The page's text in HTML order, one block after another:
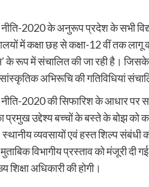
नीति-2020 के अनुरूप प्रदेश के सभी
में कक्षा छह से कक्षा-12 वीं तक
के रूप में संचालित की जा रही है।
अभिरूचि की गतिविधियां
नीति-2020 की सिफारिश के आधार पर
उद्देश्य बच्चों के बस्ते के बोझ को
व्यवसायों एवं हस्त शिल्प
मुताबिक विभागीय प्रस्ताव को मंजूरी
अधिकारी की होगी।